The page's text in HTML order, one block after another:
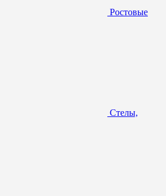
Ростовые
Стелы,